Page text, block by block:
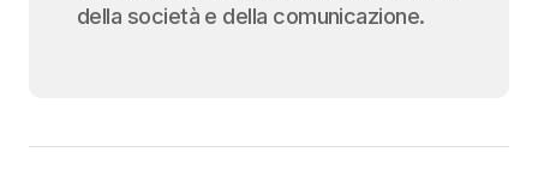
della società e della comunicazione.